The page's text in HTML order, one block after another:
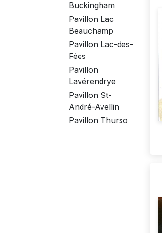
Buckingham
Pavillon Lac
Beauchamp
Pavillon Lac-des-
Fées
Pavillon
Lavérendrye
Pavillon St-
André-Avellin
Pavillon Thurso